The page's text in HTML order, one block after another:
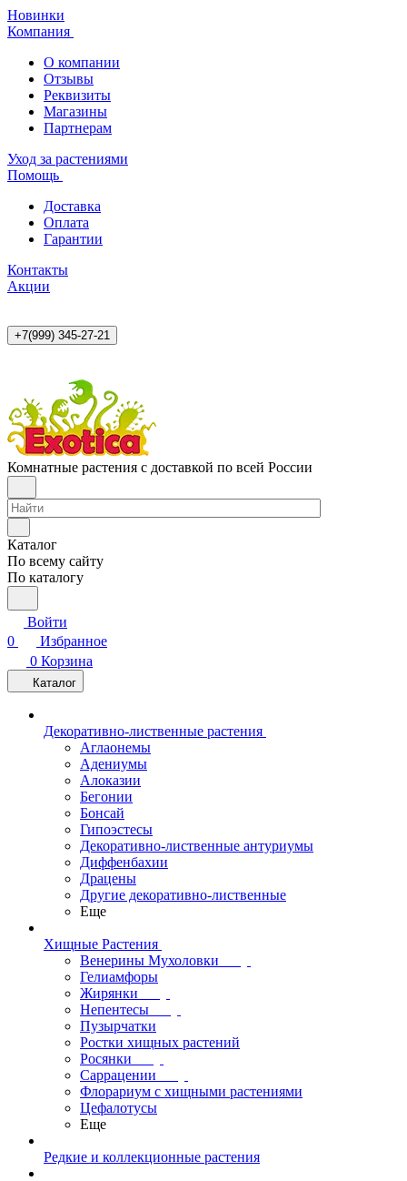
Новинки
Компания
О компании
Отзывы
Реквизиты
Магазины
Партнерам
Уход за растениями
Помощь
Доставка
Оплата
Гарантии
Контакты
Акции
+7(999) 345-27-21
Комнатные растения с доставкой по всей России
Каталог
По всему сайту
По каталогу
Войти
0
Избранное
0 Корзина
Каталог
Декоративно-лиственные растения
Аглаонемы
Адениумы
Алоказии
Бегонии
Бонсай
Гипоэстесы
Декоративно-лиственные антуриумы
Диффенбахии
Драцены
Другие декоративно-лиственные
Еще
Хищные Растения
Венерины Мухоловки
Гелиамфоры
Жирянки
Непентесы
Пузырчатки
Ростки хищных растений
Росянки
Саррацении
Флорариум с хищными растениями
Цефалотусы
Еще
Редкие и коллекционные растения